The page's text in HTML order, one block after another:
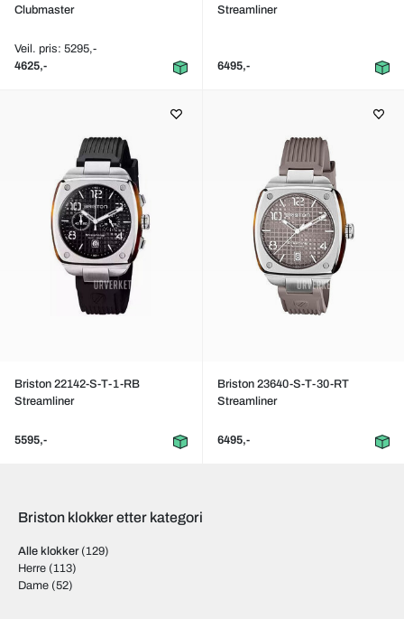
Clubmaster
Veil. pris: 5295,-
4625,-
Streamliner
6495,-
Briston 22142-S-T-1-RB
Streamliner
5595,-
Briston 23640-S-T-30-RT
Streamliner
6495,-
Briston klokker etter kategori
Alle klokker(129)
Herre (113)
Dame (52)